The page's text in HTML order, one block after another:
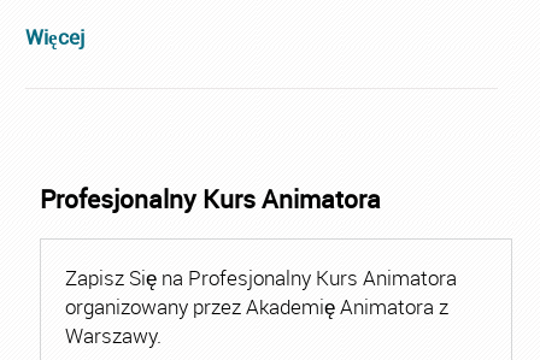
Więcej
Profesjonalny Kurs Animatora
Zapisz Się na Profesjonalny Kurs Animatora
organizowany przez Akademię Animatora z
Warszawy.